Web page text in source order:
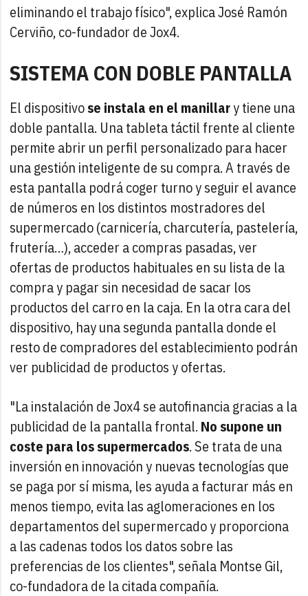
eliminando el trabajo físico", explica José Ramón
Cerviño, co-fundador de Jox4.
SISTEMA CON DOBLE PANTALLA
El dispositivose instala en el manillary tiene una
doble pantalla. Una tableta táctil frente al cliente
permite abrir un perfil personalizado para hacer
una gestión inteligente de su compra. A través de
esta pantalla podrá coger turno y seguir el avance
de números en los distintos mostradores del
supermercado (carnicería, charcutería, pastelería,
frutería…), acceder a compras pasadas, ver
ofertas de productos habituales en su lista de la
compra y pagar sin necesidad de sacar los
productos del carro en la caja. En la otra cara del
dispositivo, hay una segunda pantalla donde el
resto de compradores del establecimiento podrán
ver publicidad de productos y ofertas.
"La instalación de Jox4 se autofinancia gracias a la
publicidad de la pantalla frontal. No supone un
coste para los supermercados. Se trata de una
inversión en innovación y nuevas tecnologías que
se paga por sí misma, les ayuda a facturar más en
menos tiempo, evita las aglomeraciones en los
departamentos del supermercado y proporciona
a las cadenas todos los datos sobre las
preferencias de los clientes", señala Montse Gil,
co-fundadora de la citada compañía.